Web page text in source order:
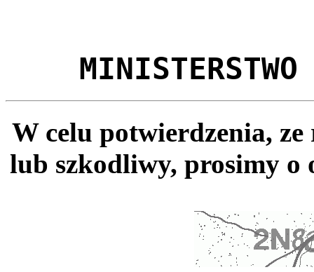
MINISTERSTWO
W celu potwierdzenia,
lub szkodliwy, prosimy o